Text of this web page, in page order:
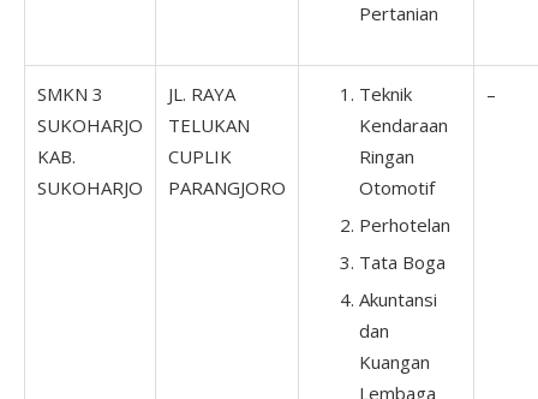
Pertanian
SMKN 3
SUKOHARJO
KAB.
SUKOHARJO
JL. RAYA
TELUKAN
CUPLIK
PARANGJORO
Teknik
Kendaraan
Ringan
Otomotif
Perhotelan
Tata Boga
Akuntansi
dan
Kuangan
Lembaga
–